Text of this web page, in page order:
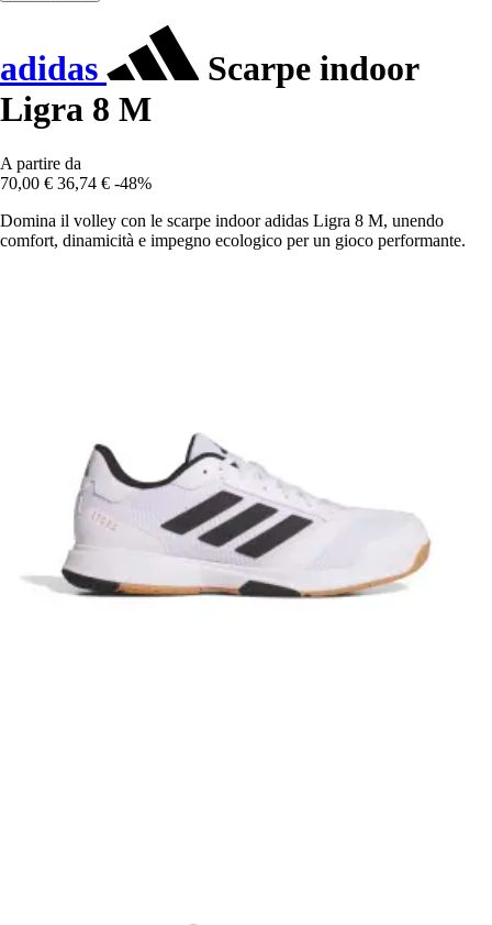
adidas
Scarpe indoor
Ligra 8 M
A partire da
70,00 € 36,74 € -48%
Domina il volley con le scarpe indoor adidas Ligra 8 M, unendo
comfort, dinamicità e impegno ecologico per un gioco performante.